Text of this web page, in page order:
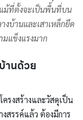
ม้ที่ตั้งจะเป็นพื้นที่บน
งบ้านและเสาเหล็กยึด
แข็งแรงมาก
านด้วย
ครงสร้างและวัสดุเป็น
สรรค์แล้ว ต้องมีการ